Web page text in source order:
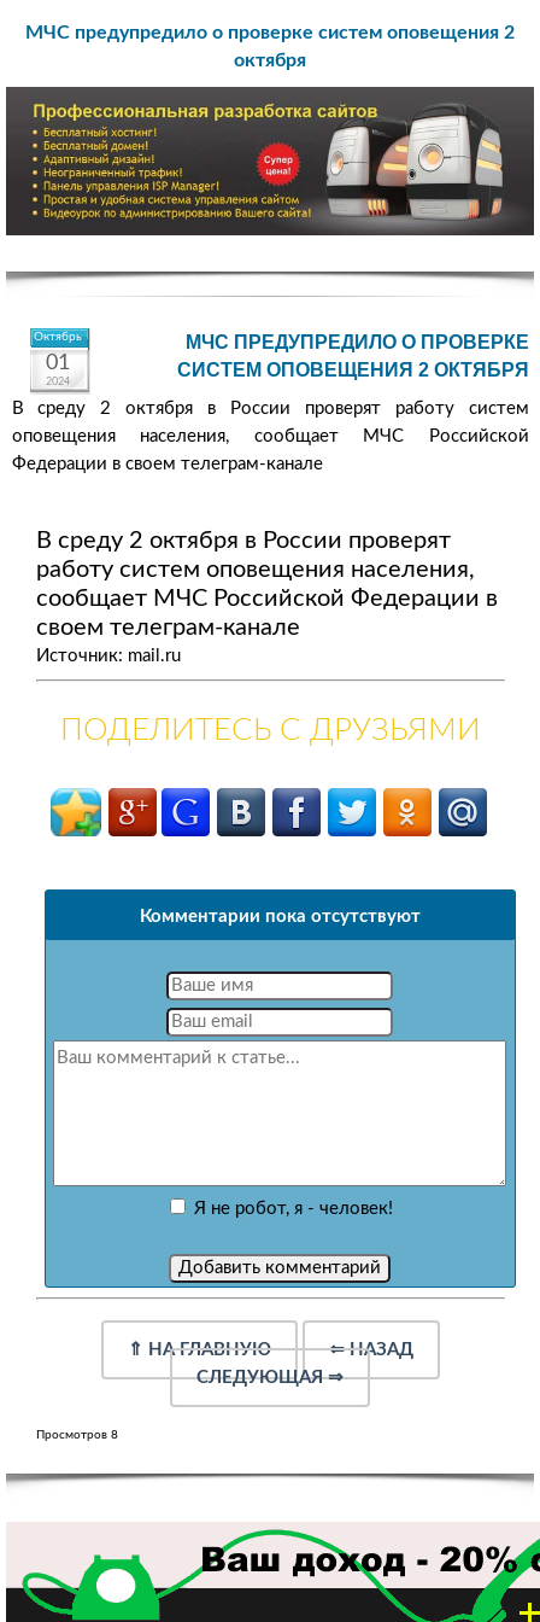
МЧС предупредило о проверке систем оповещения 2
октября
Октябрь
01
2024
МЧС ПРЕДУПРЕДИЛО О ПРОВЕРКЕ
СИСТЕМ ОПОВЕЩЕНИЯ 2 ОКТЯБРЯ
В среду 2 октября в России проверят работу систем
оповещения населения, сообщает МЧС Российской
Федерации в своем телеграм-канале
В среду 2 октября в России проверят
работу систем оповещения населения,
сообщает МЧС Российской Федерации в
своем телеграм-канале
Источник: mail.ru
ПОДЕЛИТЕСЬ С ДРУЗЬЯМИ
Комментарии пока отсутствуют
Я не робот, я - человек!
⇑ НА ГЛАВНУЮ ⇐НАЗАД
СЛЕДУЮЩАЯ⇒
Просмотров 8